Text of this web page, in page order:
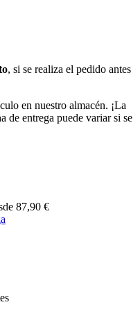
, si se realiza el pedido antes
en nuestro almacén. ¡La
de entrega puede variar si se
87,90 €